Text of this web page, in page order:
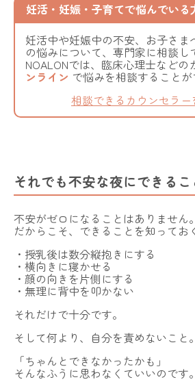
妊活・妊娠・子育てで悩んでいる
妊活中や妊娠中の不安、お子さま
の悩みについて、専門家に相談し
NOALONでは、臨床心理士などの
ンライン で悩みを相談することが
相談できるカウンセラー
それでも不安な夜にできるこ
不安がゼロになることはありません。
だからこそ、できることを知ってお
・授乳後は数分縦抱きにする
・横向きに寝かせる
・顔の向きを片側にする
・無理に背中を叩かない
それだけで十分です。
そして何より、自分を責めないこと。
「ちゃんとできなかったかも」
そんなふうに思わなくていいのです。